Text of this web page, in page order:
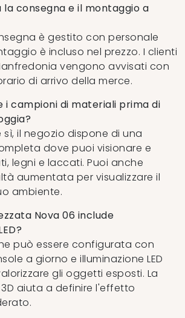
la consegna e il montaggio a
è gestito con personale
è incluso nel prezzo. I clienti
vengono avvisati con
di arrivo della merce.
i campioni di materiali prima di
il negozio dispone di una
dove puoi visionare e
legni e laccati. Puoi anche
aumentata per visualizzare il
ambiente.
Nova 06 include
può essere configurata con
a giorno e illuminazione LED
gli oggetti esposti. La
aiuta a definire l'effetto